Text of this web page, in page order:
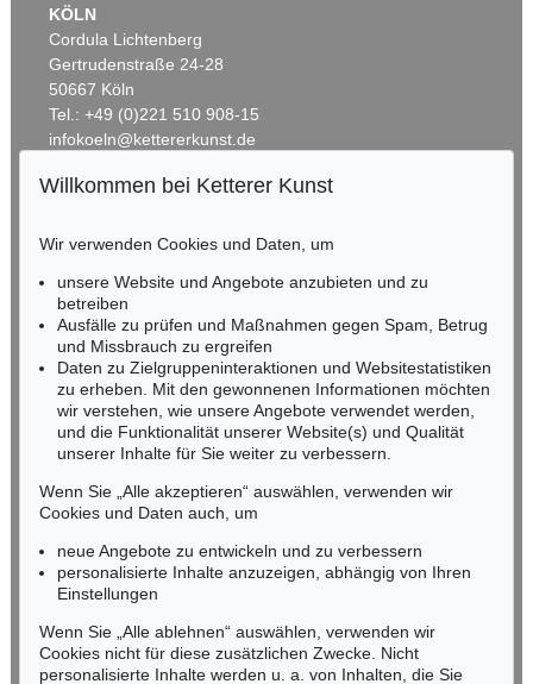
Auktion 610 - Lot 426000372
HERMANN MAX PECHSTEIN
Reisebilder, 1919
Schätzpreis:€ 1.600
Auktion 610 - Lot 426000322
MARC CHAGALL
Chagall Lithographe. Bde. 1-3 , 1960
Schätzpreis:€ 1.000
Auktion 415 - Lot 347
Ergebnis:€ 1.320.000
Auktion 520 - Lot 376
Ergebnis:€ 1.105.000
Auktion 560 - Lot 8
Friedlich, 1930
Ergebnis:€ 787.400
KÖLN
Cordula Lichtenberg
Gertrudenstraße 24-28
50667 Köln
Tel.: +49 (0)221 510 908-15
infokoeln@kettererkunst.de
RHEINLAND-PFALZ
Miriam Heß
Tel.: +49 (0)62 21 58 80-038
Fax: +49 (0)62 21 58 80-595
infoheidelberg@kettererkunst.de
NORDDEUTSCHLAND
Nico Kassel, M.A.
Tel.: +49 (0)89 55244-164
Mobil: +49 (0)171 8618661
n.kassel@kettererkunst.de
Keine Auktion mehr verpassen!
Wir informieren Sie rechtzeitig.
Willkommen bei Ketterer Kunst
Wir verwenden Cookies und Daten, um
unsere Website und Angebote anzubieten und zu
betreiben
Ausfälle zu prüfen und Maßnahmen gegen Spam, Betrug
und Missbrauch zu ergreifen
Daten zu Zielgruppeninteraktionen und Websitestatistiken
zu erheben. Mit den gewonnenen Informationen möchten
wir verstehen, wie unsere Angebote verwendet werden,
und die Funktionalität unserer Website(s) und Qualität
unserer Inhalte für Sie weiter zu verbessern.
Wenn Sie „Alle akzeptieren“ auswählen, verwenden wir
Cookies und Daten auch, um
neue Angebote zu entwickeln und zu verbessern
personalisierte Inhalte anzuzeigen, abhängig von Ihren
Einstellungen
Wenn Sie „Alle ablehnen“ auswählen, verwenden wir
Cookies nicht für diese zusätzlichen Zwecke. Nicht
personalisierte Inhalte werden u. a. von Inhalten, die Sie